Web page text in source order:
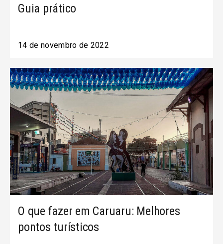
Guia prático
14 de novembro de 2022
O que fazer em Caruaru: Melhores
pontos turísticos